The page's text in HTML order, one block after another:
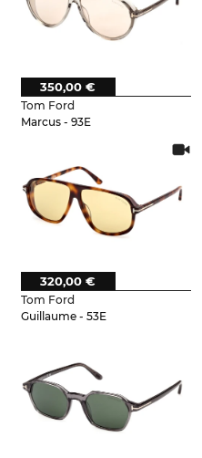
Tom Ford
Marcus - 93E
350,00 €
Tom Ford
Guillaume - 53E
320,00 €